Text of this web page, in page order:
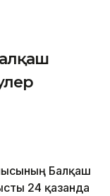
Балқаш
24 қазанда